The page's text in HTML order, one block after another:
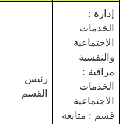
إدارة :
الخدمات
الاجتماعية
والنفسية
مراقبة :
الخدمات
الاجتماعية
قسم : متابعة
رئيس
القسم